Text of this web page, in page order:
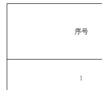
序号
1